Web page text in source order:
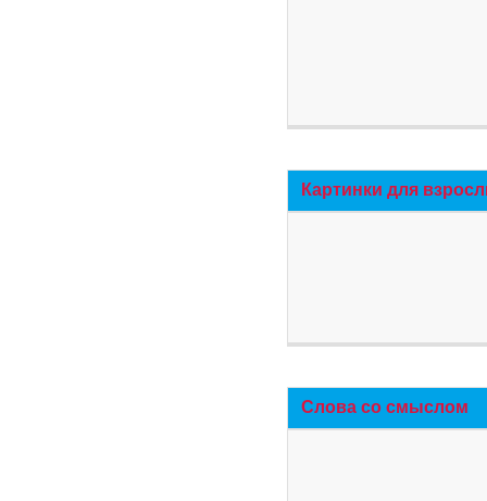
Картинки для
Слова со смыслом